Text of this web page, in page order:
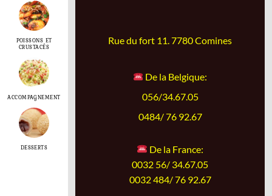
POISSONS ET
CRUSTACÉS
ACCOMPAGNEMENT
DESSERTS
Rue du fort 11. 7780 Comines
De la Belgique:
056/34.67.05
0484/ 76 92.67
De la France:
0032 56/ 34.67.05
0032 484/ 76 92.67